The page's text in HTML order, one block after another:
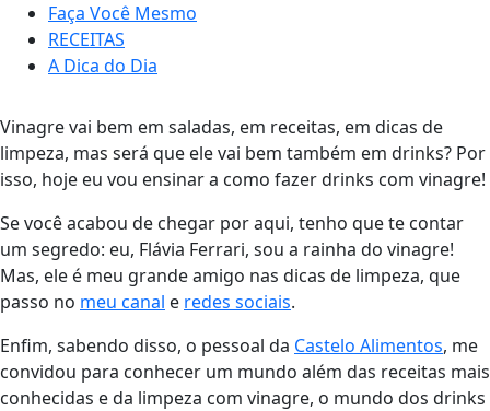
Faça Você Mesmo
RECEITAS
A Dica do Dia
Vinagre vai bem em saladas, em receitas, em dicas de
limpeza, mas será que ele vai bem também em drinks? Por
isso, hoje eu vou ensinar a como fazer drinks com vinagre!
Se você acabou de chegar por aqui, tenho que te contar
um segredo: eu, Flávia Ferrari, sou a rainha do vinagre!
Mas, ele é meu grande amigo nas dicas de limpeza, que
passo no meu canal e redes sociais.
Enfim, sabendo disso, o pessoal da Castelo Alimentos, me
convidou para conhecer um mundo além das receitas mais
conhecidas e da limpeza com vinagre, o mundo dos drinks